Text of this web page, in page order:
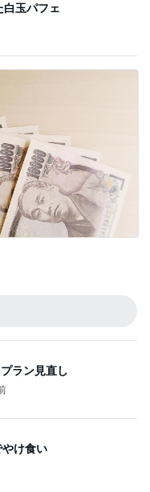
白玉パフェ
ラン見直し
け食い